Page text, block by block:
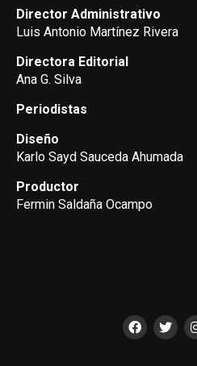
Director Administrativo
Luis Antonio Martínez Rivera
Directora Editorial
Ana G. Silva
Periodistas
Diseño
Karlo Sayd Sauceda Ahumada
Productor
Fermin Saldaña Ocampo